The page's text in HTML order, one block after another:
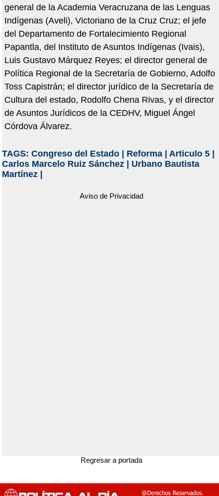
general de la Academia Veracruzana de las Lenguas
Indígenas (Aveli), Victoriano de la Cruz Cruz; el jefe
del Departamento de Fortalecimiento Regional
Papantla, del Instituto de Asuntos Indígenas (Ivais),
Luis Gustavo Márquez Reyes; el director general de
Política Regional de la Secretaría de Gobierno, Adolfo
Toss Capistrán; el director jurídico de la Secretaría de
Cultura del estado, Rodolfo Chena Rivas, y el director
de Asuntos Jurídicos de la CEDHV, Miguel Ángel
Córdova Álvarez.
TAGS: Congreso del Estado| Reforma| Articulo 5|
Carlos Marcelo Ruiz Sánchez| Urbano Bautista
Martínez|
Aviso de Privacidad
Regresar a portada